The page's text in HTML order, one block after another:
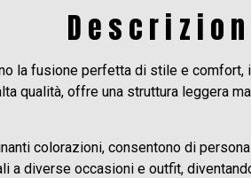
la fusione perfetta di stile e
qualità, offre una struttura leggera
colorazioni, consentono di
a diverse occasioni e outfit,